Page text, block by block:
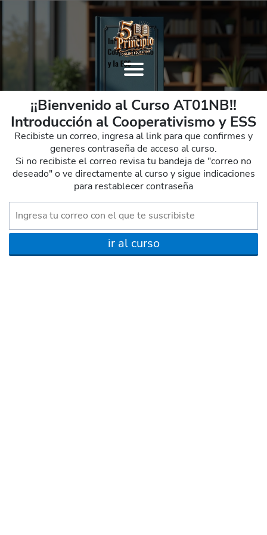
¡¡Bienvenido al Curso AT01NB!!
Introducción al Cooperativismo y ESS
Recibiste un correo, ingresa al link para que confirmes y
generes contraseña de acceso al curso.
Si no recibiste el correo revisa tu bandeja de "correo no
deseado" o ve directamente al curso y sigue indicaciones
para restablecer contraseña
ir al curso